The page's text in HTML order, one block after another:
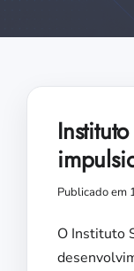
Publicado em
O Instituto